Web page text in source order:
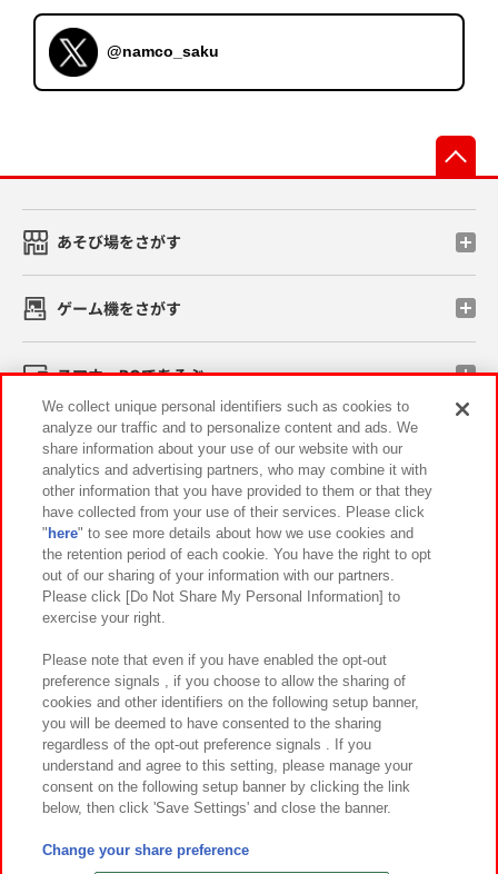
@namco_saku
あそび場をさがす
ゲーム機をさがす
スマホ・PCであそぶ
イベント・キャンペーン
関連会社 サステナビリティ サイトポリシー
プライバシーポリシー ウェブアクセシビリティ方針と検証結果
お取引先さまとともに
カスタマーハラスメント対応方針 よくあるご質問・お問い合わせ
©Bandai Namco Amusement Inc.
©Bandai Namco Amusement Lab Inc.
We collect unique personal identifiers such as cookies to
analyze our traffic and to personalize content and ads. We
share information about your use of our website with our
analytics and advertising partners, who may combine it with
other information that you have provided to them or that they
have collected from your use of their services. Please click
" here" to see more details about how we use cookies and
the retention period of each cookie. You have the right to opt
out of our sharing of your information with our partners.
Please click [Do Not Share My Personal Information] to
exercise your right.
Please note that even if you have enabled the opt-out
preference signals , if you choose to allow the sharing of
cookies and other identifiers on the following setup banner,
you will be deemed to have consented to the sharing
regardless of the opt-out preference signals . If you
understand and agree to this setting, please manage your
consent on the following setup banner by clicking the link
below, then click 'Save Settings' and close the banner.
Change your share preference